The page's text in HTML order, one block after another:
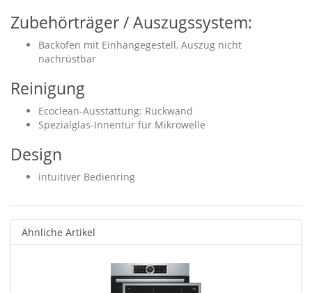
Zubehörträger / Auszugssystem:
Backofen mit Einhängegestell, Auszug nicht
nachrüstbar
Reinigung
Ecoclean-Ausstattung: Rückwand
Spezialglas-Innentür für Mikrowelle
Design
intuitiver Bedienring
Ähnliche Artikel